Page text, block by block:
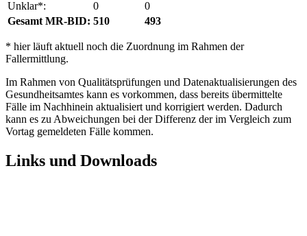
Unklar*: 0
0
Gesamt MR-BID: 510 493
* hier läuft aktuell noch die Zuordnung im Rahmen der
Fallermittlung.
Im Rahmen von Qualitätsprüfungen und Datenaktualisierungen des
Gesundheitsamtes kann es vorkommen, dass bereits übermittelte
Fälle im Nachhinein aktualisiert und korrigiert werden. Dadurch
kann es zu Abweichungen bei der Differenz der im Vergleich zum
Vortag gemeldeten Fälle kommen.
Links und Downloads